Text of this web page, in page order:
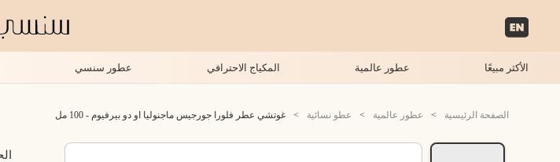
الأكثر مبيعًا عطور عالمية المكياج الاحترافي عطور سنسي
الصفحة الرئيسية > عطور عالمية > عطو نسائية > غوتشي عطر فلورا جورجيس ماجنوليا او دو بيرفيوم - 100 مل